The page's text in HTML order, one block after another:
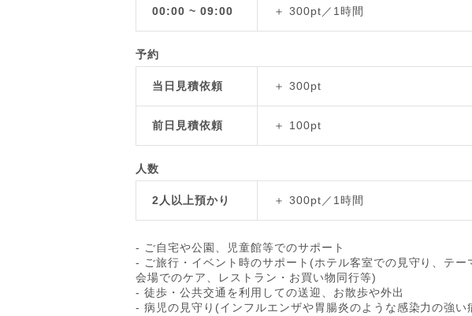
00:00 ~ 09:00 ＋ 300pt／1時間
予約
当日見積依頼 ＋ 300pt
前日見積依頼 ＋ 100pt
人数
2人以上預かり ＋ 300pt／1時間
- ご自宅や公園、児童館等でのサポート
- ご旅行・イベント時のサポート(ホテル客室での見守り、テー
会場でのケア、レストラン・お買い物同行等)
- 徒歩・公共交通を利用しての送迎、お散歩や外出
- 病児の見守り(インフルエンザや胃腸炎のような感染力の強い